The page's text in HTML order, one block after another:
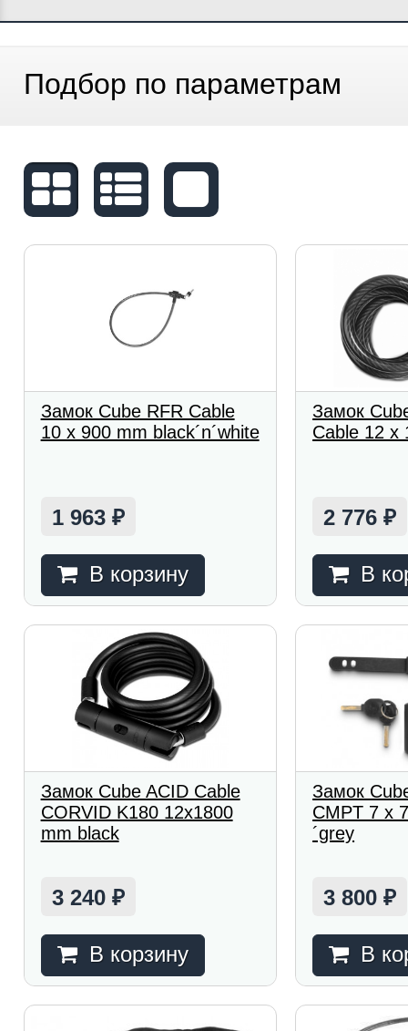
Подбор по параметрам
Замок Cube RFR Cable
10 x 900 mm black´n´white
1 963 ₽
В корзину
Замок
Cable 12 x
2 776₽
В
Замок Cube ACID Cable
CORVID K180 12x1800
mm black
3 240 ₽
В корзину
Замок
CMPT 7 x
´grey
3 800₽
В